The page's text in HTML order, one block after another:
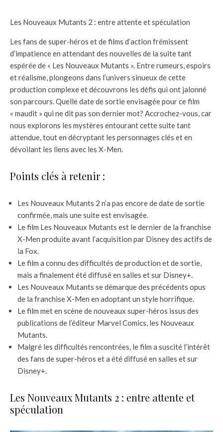
Les Nouveaux Mutants 2 : entre attente et spéculation
Les fans de super-héros et de films d’action frémissent
d’impatience en attendant des nouvelles de la suite tant
espérée de « Les Nouveaux Mutants ». Entre rumeurs, espoirs
et réalisme, plongeons dans l’univers sinueux de cette
production complexe et découvrons les défis qui ont jalonné
son parcours. Quelle date de sortie envisagée pour ce film
« maudit » qui ne dit pas son dernier mot? Accrochez-vous, car
nous explorons les mystères entourant cette suite tant
attendue, tout en décryptant les personnages clés et en
dévoilant les liens avec les X-Men.
Points clés à retenir :
Les Nouveaux Mutants 2 n’a pas encore de date de sortie
confirmée, mais une suite est envisagée.
Le film Les Nouveaux Mutants est le dernier de la franchise
X-Men produite avant l’acquisition par Disney des actifs de
la Fox.
Le film a connu des difficultés de production et de sortie,
mais a finalement été diffusé en salles et sur Disney+.
Les Nouveaux Mutants se démarque des précédents opus
de la franchise X-Men en adoptant un style horrifique.
Le film met en scène de nouveaux super-héros issus des
publications de l’éditeur Marvel Comics, les Nouveaux
Mutants.
Malgré les difficultés rencontrées, le film a suscité l’intérêt
des fans de super-héros et a été diffusé en salles et sur
Disney+.
Les Nouveaux Mutants 2 : entre attente et
spéculation